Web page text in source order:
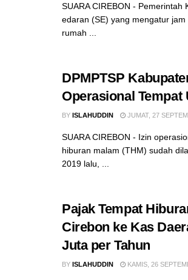
SUARA CIREBON -
edaran (SE) yang mengatur
rumah ...
DPMPTSP
Operasional Tempat
BY ISLAHUDDIN JUMAT, 27
SUARA CIREBON - Izin
hiburan malam (THM) sudah
2019 lalu, ...
Pajak Tempat
Cirebon ke Kas
Juta per Tahun
BY ISLAHUDDIN KAMIS, 26